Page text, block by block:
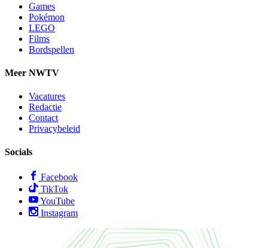
Games
Pokémon
LEGO
Films
Bordspellen
Meer NWTV
Vacatures
Redactie
Contact
Privacybeleid
Socials
Facebook
TikTok
YouTube
Instagram